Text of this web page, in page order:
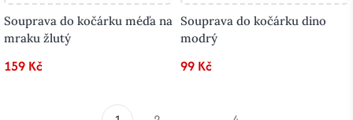
Souprava do kočárku méďa na
mraku žlutý
159 Kč
Souprava do kočárku dino
modrý
99 Kč